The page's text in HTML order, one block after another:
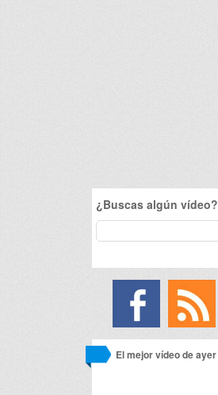
¿Buscas algún vídeo?
El mejor vídeo de ayer